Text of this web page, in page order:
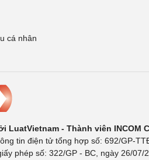
cá nhân
LuatVietnam - Thành viên INCOM
tin điện tử tổng hợp số: 692/GP-
phép số: 322/GP - BC, ngày 26/